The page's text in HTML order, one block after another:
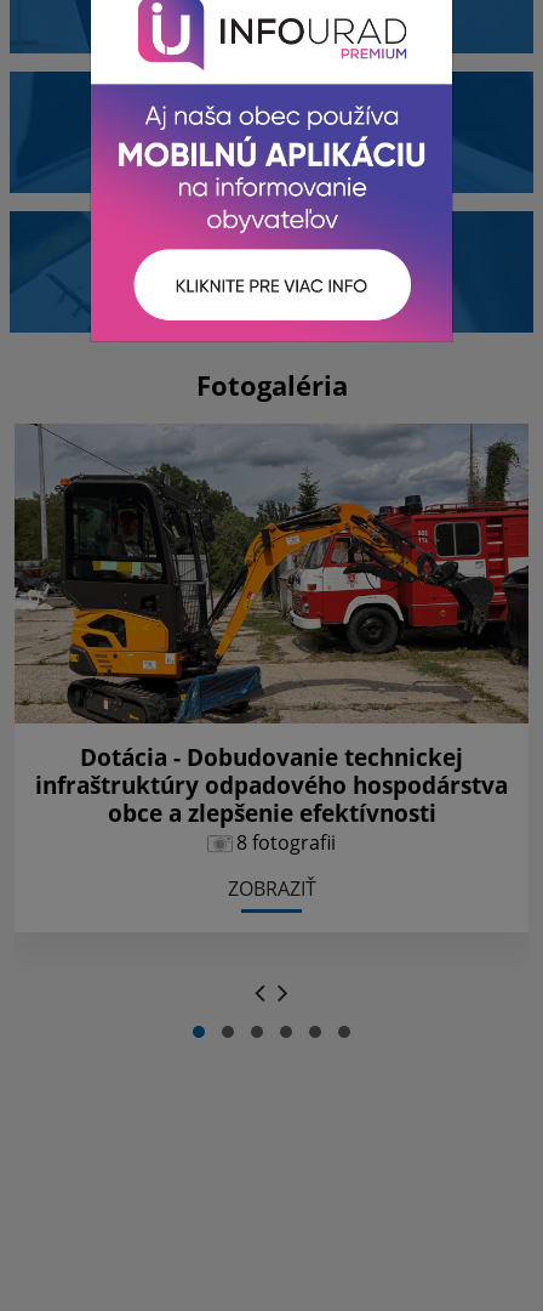
Dokumenty
Fotogaléria
Dotácia - Dobudovanie technickej
infraštruktúry odpadového hospodárstva
obce a zlepšenie efektívnosti
8 fotografii
ZOBRAZIŤ